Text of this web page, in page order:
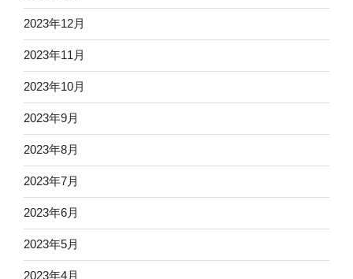
2023年12月
2023年11月
2023年10月
2023年9月
2023年8月
2023年7月
2023年6月
2023年5月
2023年4月